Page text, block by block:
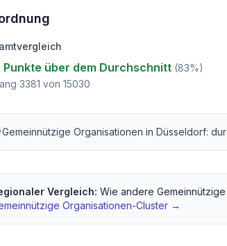
Punkte über dem Durchschnitt (83%)
3381 von 15030
Gemeinnützige Organisationen in Düsseldorf:
Vergleich: Wie andere
Organisationen-Cluster →